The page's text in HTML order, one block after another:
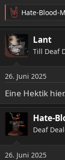
R
e
a
k
t
n
e
n
:
Hate-Blood-
Lant
Till Deaf
26. Juni 2025
Eine Hektik
Hate-
Deaf
26. Juni 2025